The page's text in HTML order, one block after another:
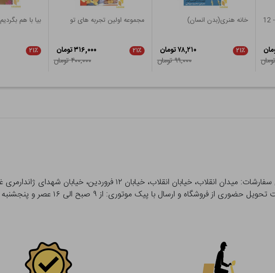
پک اینشتین کوچولو دو زبانه - 12
خانه هنری(بدن انسان)
۲۱٪
۷۸,۲۱۰ تومان
۹۹,۰۰۰ تومان
مجموعه اولین تجربه های تو
۲۱٪
۳۱۶,۰۰۰ تومان
۴۰۰,۰۰۰ تومان
بیا با هم بگردیم 3-حیوانات
۲۱٪
از فروشگاه و ارسال با پیک موتوری: از ۹ صبح الی ۱۶ عصر و پنجشنبه ها تا ۱۲
بصورت حضوری از آدرس تحویل حضوری سفارش خود را بدون هیچ هزینه ای تحویل بگیرید.